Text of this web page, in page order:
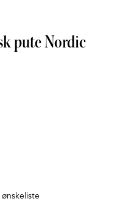
pute Nordic